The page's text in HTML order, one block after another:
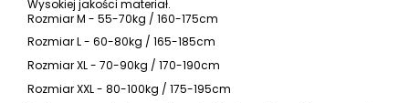
Wysokiej jakości materiał.
Rozmiar M - 55-70kg / 160-175cm
Rozmiar L - 60-80kg / 165-185cm
Rozmiar XL - 70-90kg / 170-190cm
Rozmiar XXL - 80-100kg / 175-195cm